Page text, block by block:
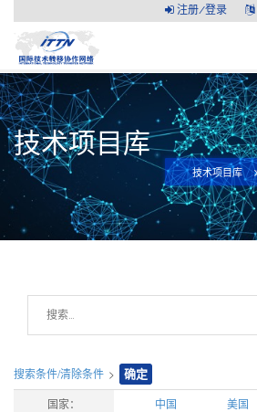
注册/登录
技术项目库
技术项目库
搜索条件/清除条件 > 确定
国家： 中国 美国